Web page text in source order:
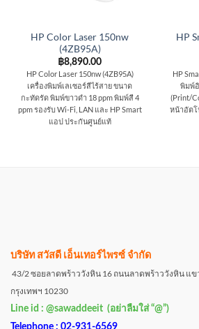
HP Color Laser 150nw
(4ZB95A)
฿8,890.00
HP Color Laser 150nw (4ZB95A)
เครื่องพิมพ์เลเซอร์สีไร้สาย ขนาด
กะทัดรัด พิมพ์ขาวดำ 18 ppm พิมพ์สี 4
ppm รองรับ Wi-Fi, LAN และ HP Smart
แอป ประกันศูนย์แท้
HP
HP
พิมพ์
(Print/
หน้าอัตโ
บริษัท สวัสดี เอ็นเทอร์ไพรซ์ จำกัด
43/2 ซอยลาดพร้าววังหิน 16 ถนนลาดพร้าววังหิน แข
กรุงเทพฯ 10230
Line id : @sawaddeeit (อย่าลืมใส่ “@”)
Telephone : 02-931-6569